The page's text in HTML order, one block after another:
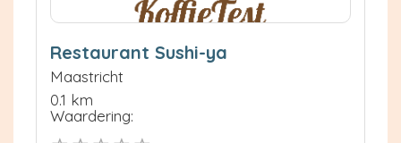
Restaurant Sushi-ya
Maastricht
0.1 km
Waardering: